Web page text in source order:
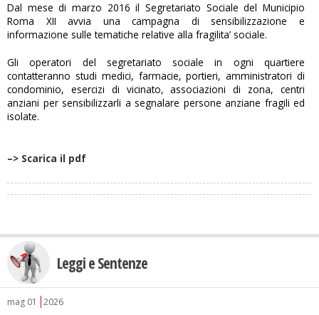
Dal mese di marzo 2016 il Segretariato Sociale del Municipio
Roma XII avvia una campagna di sensibilizzazione e
informazione sulle tematiche relative alla fragilita’ sociale.
Gli operatori del segretariato sociale in ogni quartiere
contatteranno studi medici, farmacie, portieri, amministratori di
condominio, esercizi di vicinato, associazioni di zona, centri
anziani per sensibilizzarli a segnalare persone anziane fragili ed
isolate.
–> Scarica il pdf
Leggi e Sentenze
mag 01 2026